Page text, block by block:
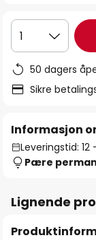
1
50 dagers
Sikre
Informasjon
Leveringstid: 12
Pære
Lignende